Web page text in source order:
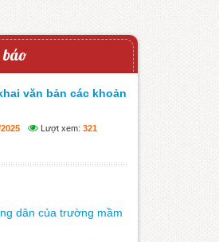
báo
văn bản các khoản
Lượt xem: 321
dân của trường mầm